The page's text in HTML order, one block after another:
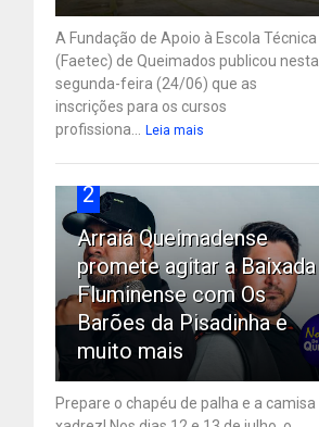
A Fundação de Apoio à Escola Técnica
(Faetec) de Queimados publicou nesta
segunda-feira (24/06) que as
inscrições para os cursos
profissiona...
Leia mais
2
Arraiá Queimadense
promete agitar a Baixada
Fluminense com Os
Barões da Pisadinha e
muito mais
Prepare o chapéu de palha e a camisa